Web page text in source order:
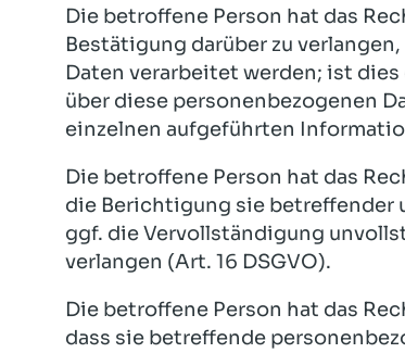
Die betroffene Person hat das
Bestätigung darüber zu
Daten verarbeitet werden; ist
über diese personenbezogenen
einzelnen aufgeführten
Die betroffene Person hat das
die Berichtigung sie betreffender
ggf. die Vervollständigung
verlangen (Art. 16 DSGVO).
Die betroffene Person hat das
dass sie betreffende